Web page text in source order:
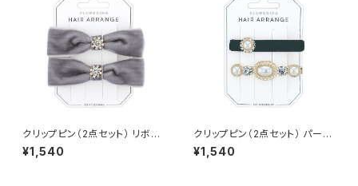
クリップピン（2点セット） リボン
×ビジュー HCP0235-GY（グ
レー）
¥1,540
クリップピン（2点セット） パール
HCP0234-BK（ブラック）
¥1,540